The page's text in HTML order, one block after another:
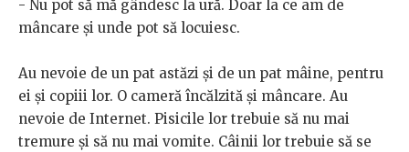
- Nu pot să mă gândesc la ură. Doar la ce am de
mâncare și unde pot să locuiesc.
Au nevoie de un pat astăzi și de un pat mâine, pentru
ei și copiii lor. O cameră încălzită și mâncare. Au
nevoie de Internet. Pisicile lor trebuie să nu mai
tremure și să nu mai vomite. Câinii lor trebuie să se